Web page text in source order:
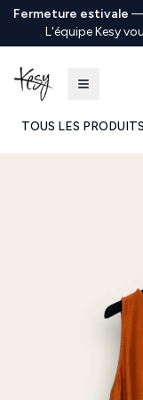
Fermeture estivale
L'équipe Kesy
TOUS LES PRODUITS